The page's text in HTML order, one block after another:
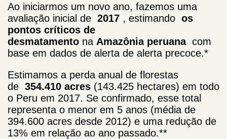
Ao iniciarmos um novo ano, fazemos uma
avaliação inicial de 2017 , estimando os
pontos críticos de
desmatamento na Amazônia peruanacom
base em dados de alerta de alerta precoce.*
Estimamos a perda anual de florestas
de 354.410 acres (143.425 hectares) em todo
o Peru em 2017. Se confirmado, esse total
representa o menor em 5 anos (média de
394.600 acres desde 2012) e uma redução de
13% em relação ao ano passado.**